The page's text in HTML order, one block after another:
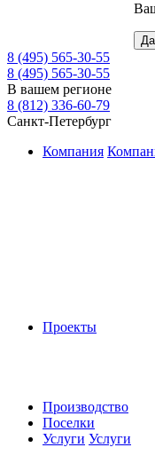
8 (495) 565-30-55
8 (495) 565-30-55
В вашем регионе
8 (812) 336-60-79
Санкт-Петербург
Компания
Проекты
Производство
Поселки
Услуги Услуги